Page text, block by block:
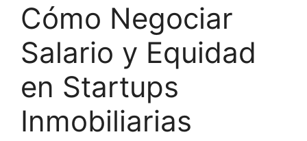
Cómo Negociar
Salario y Equidad
en Startups
Inmobiliarias